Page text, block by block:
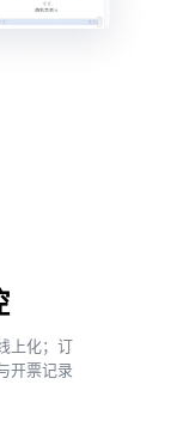
上化；订
开票记录